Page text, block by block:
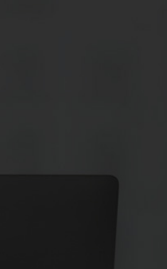
记账，进行核
、完税凭证及
您在购销商
三、财务会计制
当报送我们备